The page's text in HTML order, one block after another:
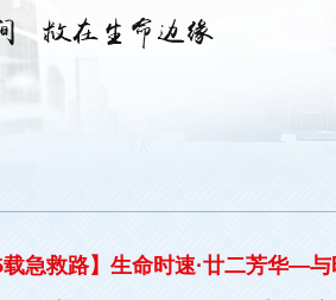
载急救路】生命时速·廿二芳华—